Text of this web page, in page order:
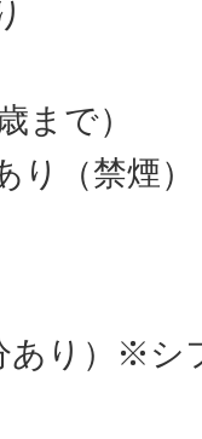
まで）
り（禁煙）
あり）※シ